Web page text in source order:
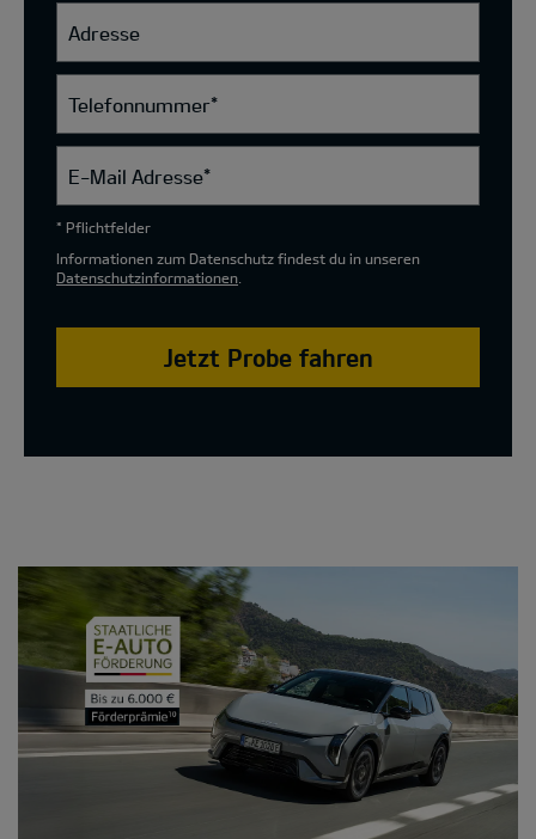
Adresse
Telefonnummer*
E-Mail Adresse*
* Pflichtfelder
Informationen zum Datenschutz findest du in unseren
Datenschutzinformationen
Jetzt Probe fahren